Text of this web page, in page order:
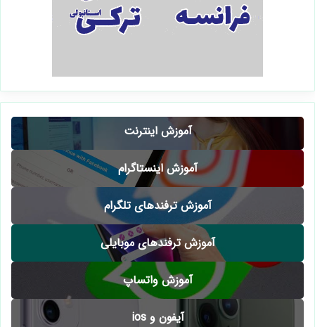
آموزش اینترنت
آموزش اینستاگرام
آموزش ترفندهای تلگرام
آموزش ترفندهای موبایلی
آموزش واتساپ
آیفون و ios